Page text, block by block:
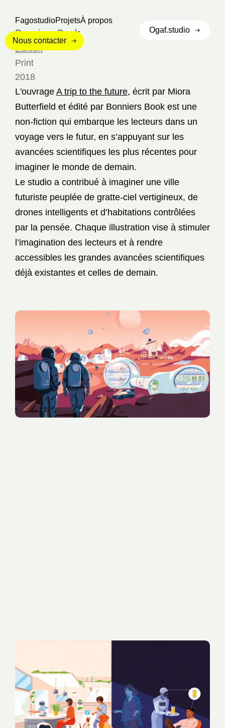
FagostudioProjetsÀ propos
Nous contacter
Ogaf.studio
Bonniers Book
Édition
Print
2018
L'ouvrage A trip to the future, écrit par Miora
Butterfield et édité par Bonniers Book est une
non-fiction qui embarque les lecteurs dans un
voyage vers le futur, en s’appuyant sur les
avancées scientifiques les plus récentes pour
imaginer le monde de demain.
Le studio a contribué à imaginer une ville
futuriste peuplée de gratte-ciel vertigineux, de
drones intelligents et d’habitations contrôlées
par la pensée. Chaque illustration vise à stimuler
l’imagination des lecteurs et à rendre
accessibles les grandes avancées scientifiques
déjà existantes et celles de demain.